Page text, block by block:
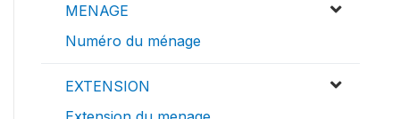
MENAGE
Numéro du ménage
EXTENSION